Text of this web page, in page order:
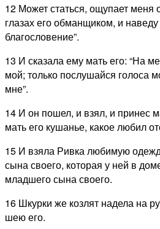
12 Может статься, ощупает меня
глазах его обманщиком, и
благословение”.
13 И сказала ему мать его: “На
мой; только послушайся голоса
мне”.
14 И он пошел, и взял, и принес
мать его кушанье, какое любил
15 И взяла Ривка любимую
сына своего, которая у ней в
младшего сына своего.
16 Шкурки же козлят надела на
шею его.